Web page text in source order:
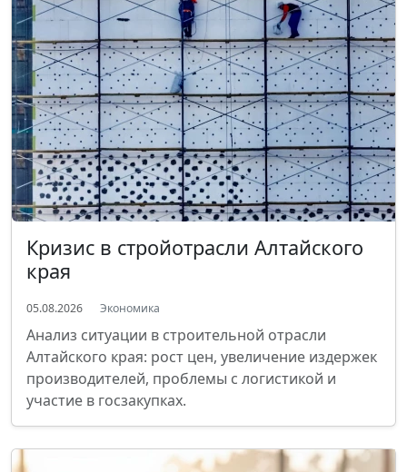
Кризис в стройотрасли Алтайского
края
05.08.2026 Экономика
Анализ ситуации в строительной отрасли
Алтайского края: рост цен, увеличение издержек
производителей, проблемы с логистикой и
участие в госзакупках.